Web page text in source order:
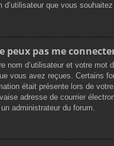
d’utilisateur que vous
peux pas me
nom d’utilisateur et votre
vous avez reçues. Certains
était présente lors de
adresse de courrier
administrateur du forum.